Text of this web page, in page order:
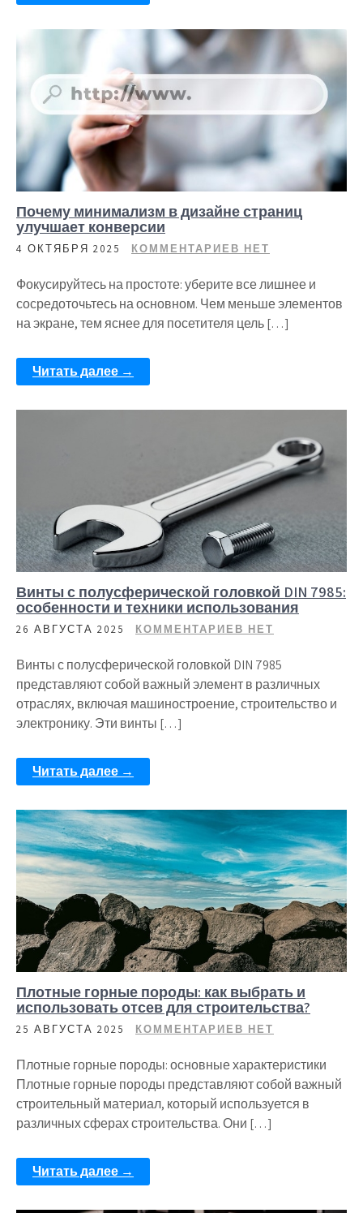
Почему минимализм в дизайне страниц
улучшает конверсии
4 ОКТЯБРЯ 2025 КОММЕНТАРИЕВ НЕТ
Фокусируйтесь на простоте: уберите все лишнее и
сосредоточьтесь на основном. Чем меньше элементов
на экране, тем яснее для посетителя цель […]
Читать далее →
Винты с полусферической головкой DIN 7985:
особенности и техники использования
26 АВГУСТА 2025 КОММЕНТАРИЕВ НЕТ
Винты с полусферической головкой DIN 7985
представляют собой важный элемент в различных
отраслях, включая машиностроение, строительство и
электронику. Эти винты […]
Читать далее →
Плотные горные породы: как выбрать и
использовать отсев для строительства?
25 АВГУСТА 2025 КОММЕНТАРИЕВ НЕТ
Плотные горные породы: основные характеристики
Плотные горные породы представляют собой важный
строительный материал, который используется в
различных сферах строительства. Они […]
Читать далее →